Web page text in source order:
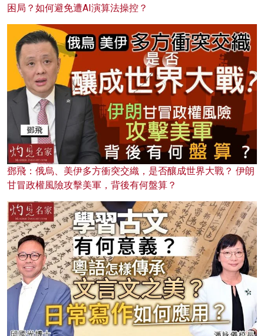
困局？如何避免遭AI演算法操控？
鄧飛：俄烏、美伊多方衝突交織，是否釀成世界大戰？ 伊朗
甘冒政權風險攻擊美軍，背後有何盤算？